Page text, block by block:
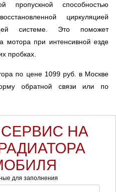
пропускной способностью
циркуляцией
системе. Это поможет
мотора при интенсивной езде
пробках.
по цене 1099 руб. в Москве
обратной связи или по
НА
для заполнения